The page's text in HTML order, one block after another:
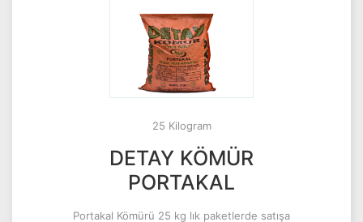
25 Kilogram
DETAY KÖMÜR
PORTAKAL
Portakal Kömürü 25 kg lık paketlerde satışa